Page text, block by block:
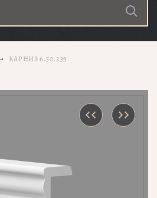
КАРНИЗ 6.50.239